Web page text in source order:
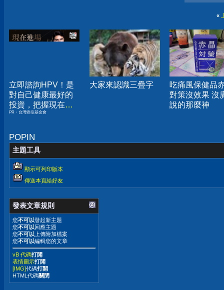
«
立即諮詢HPV！是
對自己健康最好的
投資，把握現在不
嫌晚！
PR・台灣癌症基金會
大家來認識三疊字
吃痛風保健品
對策沒效果 沒
說的那麼神
POPIN
主題工具
顯示可列印版本
傳送本頁給好友
發表文章規則
您不可以發起新主題
您不可以回應主題
您不可以 上傳附加檔案
您不可以編輯您的文章
vB 代碼打開
表情圖示打開
[IMG]代碼打開
HTML代碼關閉